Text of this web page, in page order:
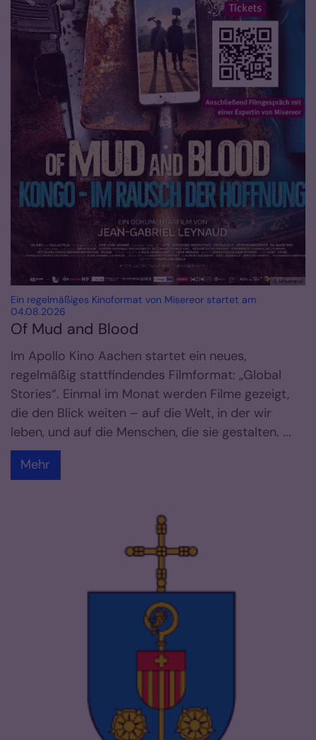
© Misereor
Ein regelmäßiges Kinoformat von Misereor startet am
04.08.2026
Of Mud and Blood
Im Apollo Kino Aachen startet ein neues,
regelmäßig stattfindendes Filmformat: „Global
Stories“. Einmal im Monat werden Filme gezeigt,
die den Blick weiten – auf die Welt, in der wir
leben, und auf die Menschen, die sie gestalten. ...
Mehr